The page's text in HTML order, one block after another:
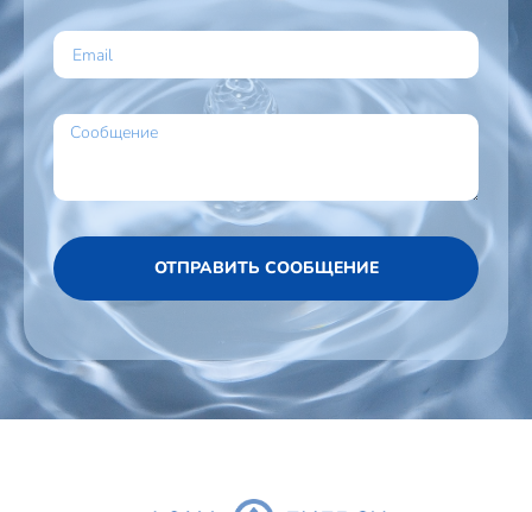
ОТПРАВИТЬ СООБЩЕНИЕ